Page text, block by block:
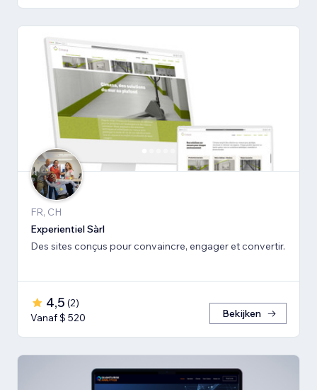
FR, CH
Experientiel Sàrl
Des sites conçus pour convaincre, engager et convertir.
4,5 (2)
Vanaf $ 520
Bekijken